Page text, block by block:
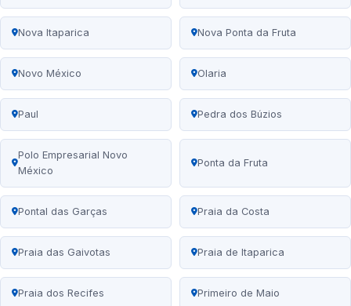
Nova Itaparica Nova Ponta da Fruta
Novo México Olaria
Paul Pedra dos Búzios
Polo Empresarial Novo
México
Ponta da Fruta
Pontal das Garças Praia da Costa
Praia das Gaivotas Praia de Itaparica
Praia dos Recifes Primeiro de Maio